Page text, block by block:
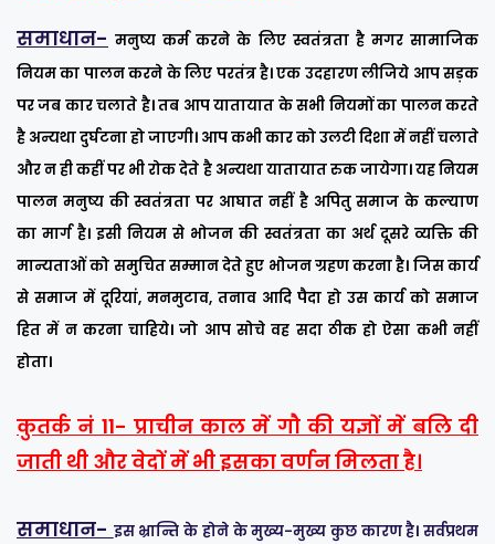
समाधान- मनुष्य कर्म करने के लिए स्वतंत्रता है मगर सामाजिक
नियम का पालन करने के लिए परतंत्र है। एक उदहारण लीजिये आप सड़क
पर जब कार चलाते है। तब आप यातायात के सभी नियमों का पालन करते
है अन्यथा दुर्घटना हो जाएगी। आप कभी कार को उलटी दिशा में नहीं चलाते
और न ही कहीं पर भी रोक देते है अन्यथा यातायात रुक जायेगा। यह नियम
पालन मनुष्य की स्वतंत्रता पर आघात नहीं है अपितु समाज के कल्याण
का मार्ग है। इसी नियम से भोजन की स्वतंत्रता का अर्थ दूसरे व्यक्ति की
मान्यताओं को समुचित सम्मान देते हुए भोजन ग्रहण करना है। जिस कार्य
से समाज में दूरियां, मनमुटाव, तनाव आदि पैदा हो उस कार्य को समाज
हित में न करना चाहिये। जो आप सोचे वह सदा ठीक हो ऐसा कभी नहीं
होता।
कुतर्क नं 11- प्राचीन काल में गौ की यज्ञों में बलि दी
जाती थी और वेदों में भी इसका वर्णन मिलता है।
समाधान- इस भ्रान्ति के होने के मुख्य-मुख्य कुछ कारण है। सर्वप्रथम